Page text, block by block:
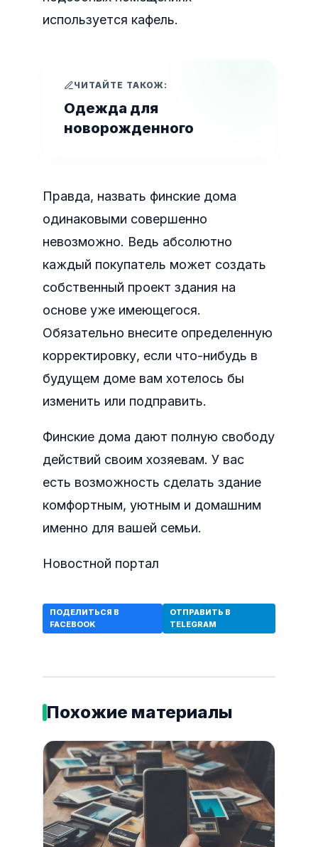
используется кафель.
ЧИТАЙТЕ ТАКОЖ:
Одежда для
новорожденного
Правда, назвать финские дома
одинаковыми совершенно
невозможно. Ведь абсолютно
каждый покупатель может создать
собственный проект здания на
основе уже имеющегося.
Обязательно внесите определенную
корректировку, если что-нибудь в
будущем доме вам хотелось бы
изменить или подправить.
Финские дома дают полную свободу
действий своим хозяевам. У вас
есть возможность сделать здание
комфортным, уютным и домашним
именно для вашей семьи.
Новостной портал
ПОДЕЛИТЬСЯ В
FACEBOOK
ОТПРАВИТЬ В
TELEGRAM
Похожие материалы